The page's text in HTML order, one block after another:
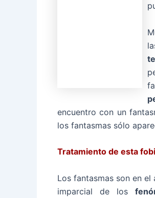
encuentro con un
los fantasmas sólo
Tratamiento de esta
Los fantasmas son en
imparcial de los